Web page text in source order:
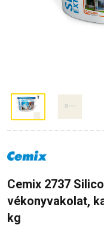
Cemix 2737
vékonyvakolat,
kg